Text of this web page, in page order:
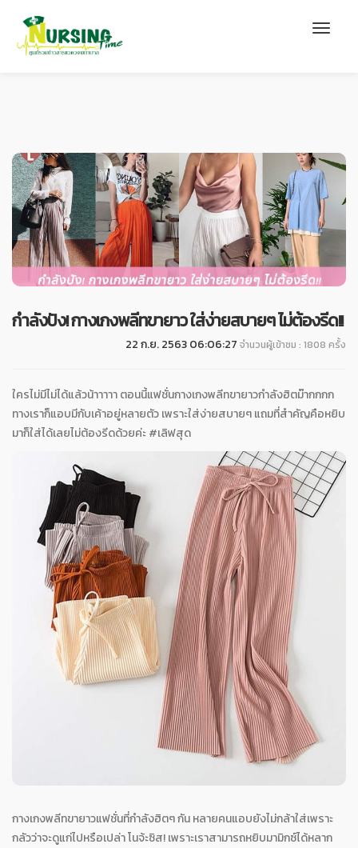
กำลังปัง! กางเกงพลีทขายาว ใส่ง่ายสบายๆ ไม่ต้องรีด!!
22 ก.ย. 2563 06:06:27 จำนวนผู้เข้าชม : 1808 ครั้ง
ใครไม่มีไม่ได้แล้วน้าาาาา ตอนนี้แฟชั่นกางเกงพลีทขายาวกำลังฮิตม๊ากกกก
ทางเราก็แอบมีกับเค้าอยู่หลายตัว เพราะใส่ง่ายสบายๆ แถมที่สำคัญคือหยิบ
มาก็ใส่ได้เลยไม่ต้องรีดด้วยค่ะ #เลิฟสุด
กางเกงพลีทขายาวแฟชั่นที่กำลังฮิตๆ กัน หลายคนแอบยังไม่กล้าใส่เพราะ
กลัวว่าจะดูแก่ไปหรือเปล่า โนจ้ะซิส! เพราะเราสามารถหยิบมามิกซ์ได้หลาก